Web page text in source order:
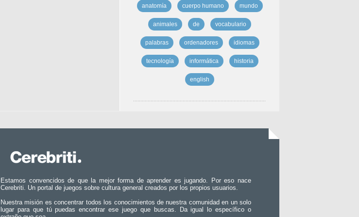
anatomía cuerpo humano mundo
animales de vocabulario
palabras ordenadores idiomas
tecnología informática historia
english
Estamos convencidos de que la mejor forma de aprender es jugando. Por eso nace
Cerebriti. Un portal de juegos sobre cultura general creados por los propios usuarios.
Nuestra misión es concentrar todos los conocimientos de nuestra comunidad en un solo
lugar para que tú puedas encontrar ese juego que buscas. Da igual lo específico o